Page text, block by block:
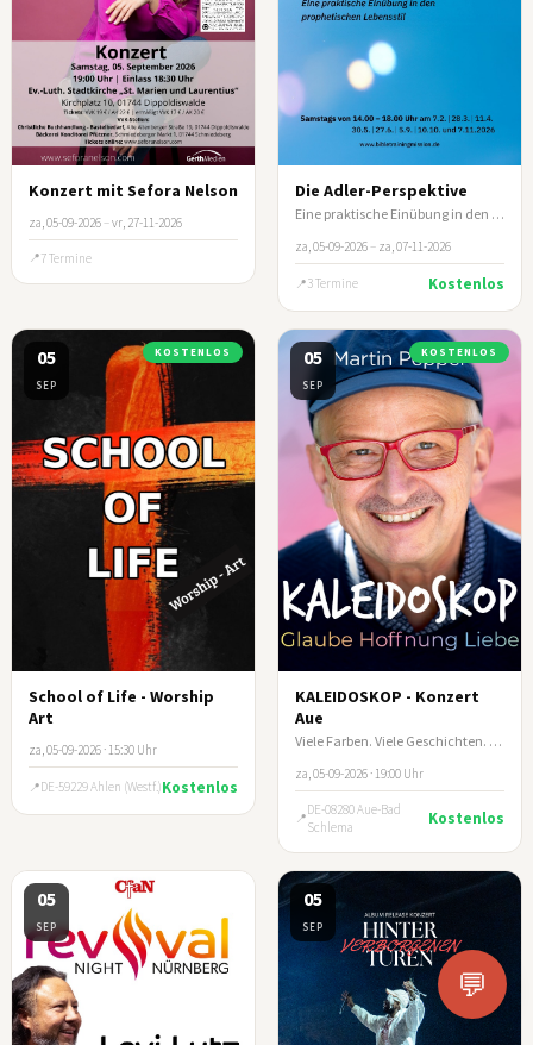
Konzert mit Sefora Nelson
za, 05-09-2026 –vr, 27-11-2026
7 Termine
Die Adler-Perspektive
Eine praktische Einübung in den prophetischen Lebensstil
za, 05-09-2026 – za, 07-11-2026
3 Termine Kostenlos
05
SEP
KOSTENLOS
School of Life - Worship
Art
za, 05-09-2026 · 15:30 Uhr
DE-59229 Ahlen (Westf.)Kostenlos
05
SEP
KOSTENLOS
KALEIDOSKOP - Konzert
Aue
Viele Farben. Viele Geschichten. Ein Abend, der berührt.
za, 05-09-2026 · 19:00 Uhr
DE-08280 Aue-Bad
Schlema
Kostenlos
05
SEP
05
SEP
💬